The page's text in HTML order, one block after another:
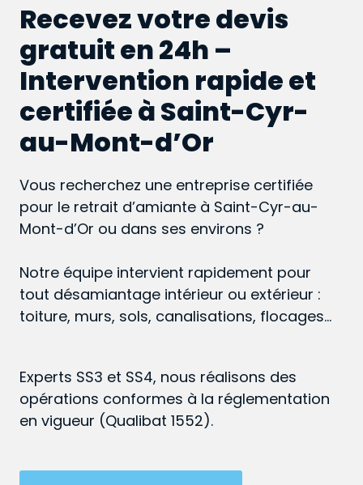
Recevez votre devis
gratuit en 24h –
Intervention rapide et
certifiée à Saint-Cyr-
au-Mont-d’Or
Vous recherchez une entreprise certifiée
pour le retrait d’amiante à Saint-Cyr-au-
Mont-d’Or ou dans ses environs ?
Notre équipe intervient rapidement pour
tout désamiantage intérieur ou extérieur :
toiture, murs, sols, canalisations, flocages…
Experts SS3 et SS4, nous réalisons des
opérations conformes à la réglementation
en vigueur (Qualibat 1552).